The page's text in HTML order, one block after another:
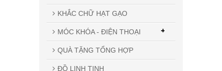
KHẮC CHỮ HẠT GẠO
MÓC KHÓA - ĐIỆN THOẠI +
QUÀ TẶNG TỔNG HỢP
ĐỒ LINH TINH